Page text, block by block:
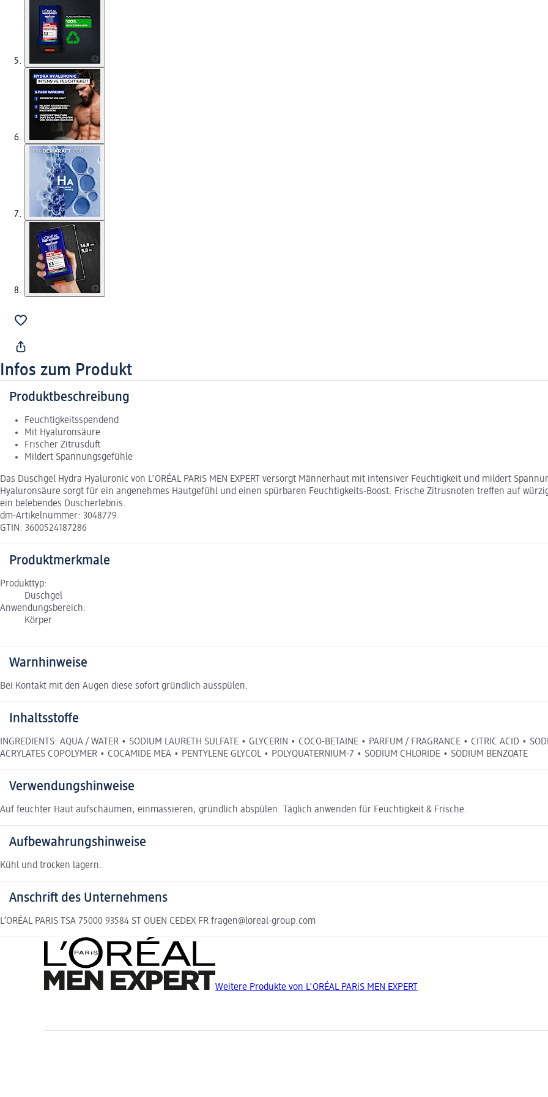
Infos zum Produkt
Produktbeschreibung
Feuchtigkeitsspendend
Mit Hyaluronsäure
Frischer Zitrusduft
Mildert Spannungsgefühle
Das Duschgel Hydra Hyaluronic von L'ORÉAL PARiS MEN EXPERT versorgt Männerhaut mit intensiver Feuchtigkeit und mildert
Hyaluronsäure sorgt für ein angenehmes Hautgefühl und einen spürbaren Feuchtigkeits-Boost. Frische Zitrusnoten treffen auf
ein belebendes Duscherlebnis.
dm-Artikelnummer: 3048779
GTIN: 3600524187286
Produktmerkmale
Produkttyp:
Duschgel
Anwendungsbereich:
Körper
Warnhinweise
Bei Kontakt mit den Augen diese sofort gründlich ausspülen.
Inhaltsstoffe
INGREDIENTS: AQUA / WATER • SODIUM LAURETH SULFATE • GLYCERIN • COCO-BETAINE • PARFUM / FRAGRANCE • CITRIC ACID •
ACRYLATES COPOLYMER • COCAMIDE MEA • PENTYLENE GLYCOL • POLYQUATERNIUM-7 • SODIUM CHLORIDE • SODIUM BENZOATE
Verwendungshinweise
Auf feuchter Haut aufschäumen, einmassieren, gründlich abspülen. Täglich anwenden für Feuchtigkeit & Frische.
Aufbewahrungshinweise
Kühl und trocken lagern.
Anschrift des Unternehmens
L’ORÉAL PARIS TSA 75000 93584 ST OUEN CEDEX FR fragen@loreal-group.com
Weitere Produkte von L'ORÉAL PARiS MEN EXPERT